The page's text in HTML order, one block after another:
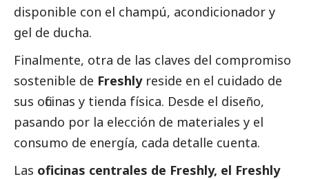
disponible con el champú, acondicionador y
gel de ducha.
Finalmente, otra de las claves del compromiso
sostenible de Freshlyreside en el cuidado de
sus oficinas y tienda física. Desde el diseño,
pasando por la elección de materiales y el
consumo de energía, cada detalle cuenta.
Las oficinas centrales de Freshly, el Freshly